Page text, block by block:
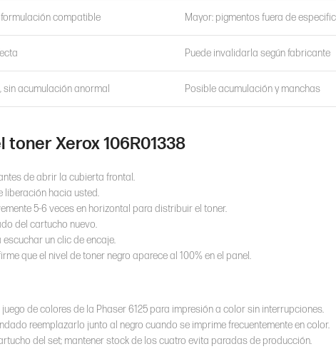
formulación compatible Mayor: pigmentos fuera de
Puede invalidarla según fabricante
sin acumulación anormal Posible acumulación y manchas
Xerox 106R01338
de abrir la cubierta frontal.
liberación hacia usted.
5-6 veces en horizontal para distribuir el toner.
del cartucho nuevo.
un clic de encaje.
que el nivel de toner negro aparece al 100% en el panel.
de colores de la Phaser 6125 para impresión a color sin interrupciones.
reemplazarlo junto al negro cuando se imprime frecuentemente en color.
del set; mantener stock de los cuatro evita paradas de producción.